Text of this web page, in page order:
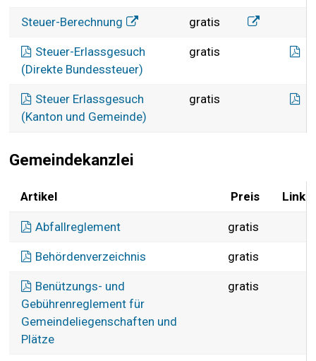
Steuer-Berechnung gratis Steuer-
Steuer-Erlassgesuch
(Direkte Bundessteuer)
gratis
Steuer Erlassgesuch
(Kanton und Gemeinde)
gratis
Gemeindekanzlei
Gemeindekanzlei
Artikel Preis Link
Abfallreglement gratis
Behördenverzeichnis gratis
Benützungs- und
Gebührenreglement für
Gemeindeliegenschaften und
Plätze
gratis